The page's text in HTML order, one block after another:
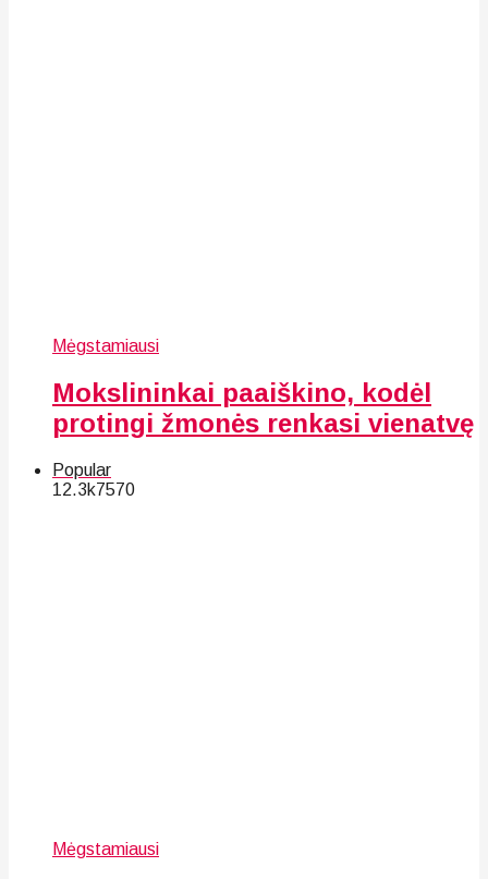
Mėgstamiausi
Mokslininkai paaiškino, kodėl
protingi žmonės renkasi vienatvę
Popular
12.3k7570
Mėgstamiausi